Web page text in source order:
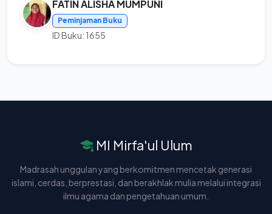
FATIN ALISHA MUMPUNI
Peminjaman Buku
ID Buku: 1655
MI Mirfa'ul Ulum
Madrasah unggulan yang berkomitmen mencetak generasi
islami, cerdas, berprestasi, dan berakhlak mulia melalui integrasi
ilmu agama dan pengetahuan umum.